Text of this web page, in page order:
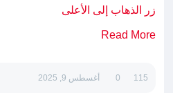
زر الذهاب إلى الأعلى
Read More
115
0 أغسطس 9, 2025